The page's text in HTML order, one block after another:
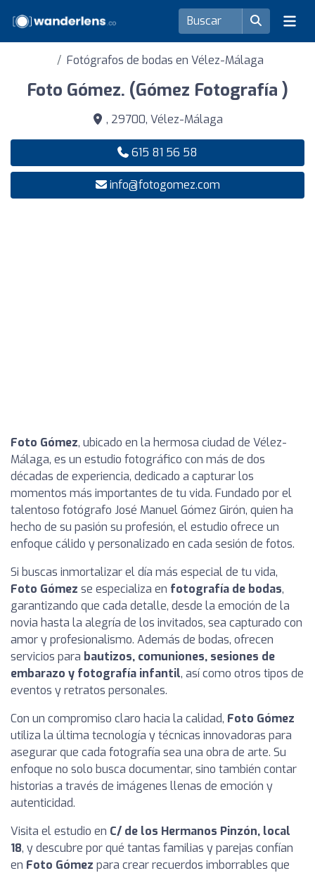
Fotógrafos de bodas en Vélez-Málaga
Foto Gómez. (Gómez Fotografía )
, 29700, Vélez-Málaga
615 81 56 58
info@fotogomez.com
Foto Gómez, ubicado en la hermosa ciudad de Vélez-
Málaga, es un estudio fotográfico con más de dos
décadas de experiencia, dedicado a capturar los
momentos más importantes de tu vida. Fundado por el
talentoso fotógrafo José Manuel Gómez Girón, quien ha
hecho de su pasión su profesión, el estudio ofrece un
enfoque cálido y personalizado en cada sesión de fotos.
Si buscas inmortalizar el día más especial de tu vida,
Foto Gómez se especializa en fotografía de bodas,
garantizando que cada detalle, desde la emoción de la
novia hasta la alegría de los invitados, sea capturado con
amor y profesionalismo. Además de bodas, ofrecen
servicios para bautizos, comuniones, sesiones de
embarazo y fotografía infantil, así como otros tipos de
eventos y retratos personales.
Con un compromiso claro hacia la calidad, Foto Gómez
utiliza la última tecnología y técnicas innovadoras para
asegurar que cada fotografía sea una obra de arte. Su
enfoque no solo busca documentar, sino también contar
historias a través de imágenes llenas de emoción y
autenticidad.
Visita el estudio en C/ de los Hermanos Pinzón, local
18, y descubre por qué tantas familias y parejas confían
en Foto Gómez para crear recuerdos imborrables que